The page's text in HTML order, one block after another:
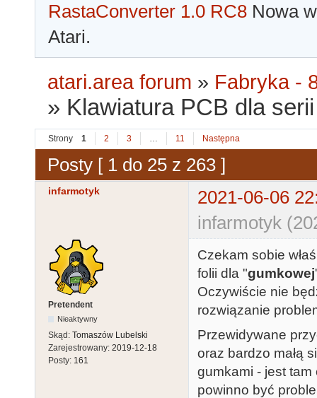
RastaConverter 1.0 RC8 Nowa
Atari.
atari.area forum » Fabryka -
» Klawiatura PCB dla
Strony 1 2 3 … 11 Następna
Posty [ 1 do 25 z 263 ]
infarmotyk
2021-06-06
infarmotyk
Pretendent
Nieaktywny
Skąd: Tomaszów Lubelski
Zarejestrowany: 2019-12-18
Posty: 161
Czekam sobie
folii dla "gumkowej
Oczywiście nie
rozwiązanie
Przewidywane
oraz bardzo małą
gumkami - jest tam
powinno być